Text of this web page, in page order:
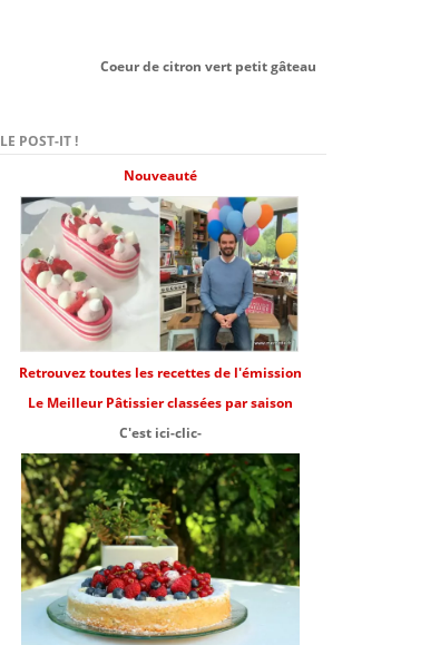
Coeur de citron vert petit gâteau
LE POST-IT !
Nouveauté
Retrouvez toutes les recettes de l'émission
Le Meilleur Pâtissier classées par saison
C'est ici-clic-